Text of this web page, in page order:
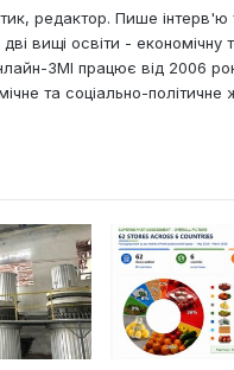
редактор. Пише інтерв'ю
вищі освіти - економічну
ЗМІ працює від 2006
та соціально-політичне